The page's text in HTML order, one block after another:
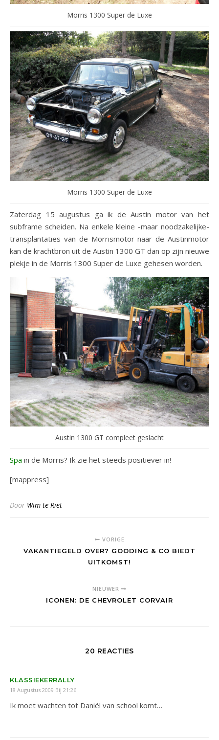
Morris 1300 Super de Luxe
Morris 1300 Super de Luxe
Zaterdag 15 augustus ga ik de Austin motor van het
subframe scheiden. Na enkele kleine -maar noodzakelijke-
transplantaties van de Morrismotor naar de Austinmotor
kan de krachtbron uit de Austin 1300 GT dan op zijn nieuwe
plekje in de Morris 1300 Super de Luxe gehesen worden.
Austin 1300 GT compleet geslacht
Spa in de Morris? Ik zie het steeds positiever in!
[mappress]
Door Wim te Riet
VORIGE
VAKANTIEGELD OVER? GOODING & CO BIEDT
UITKOMST!
NIEUWER
ICONEN: DE CHEVROLET CORVAIR
20 REACTIES
KLASSIEKERRALLY
18 Augustus 2009 Bij 21:26
Ik moet wachten tot Daniël van school komt…